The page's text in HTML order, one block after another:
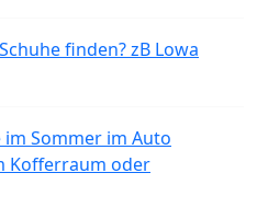
finden? zB Lowa
Sommer im Auto
Kofferraum oder